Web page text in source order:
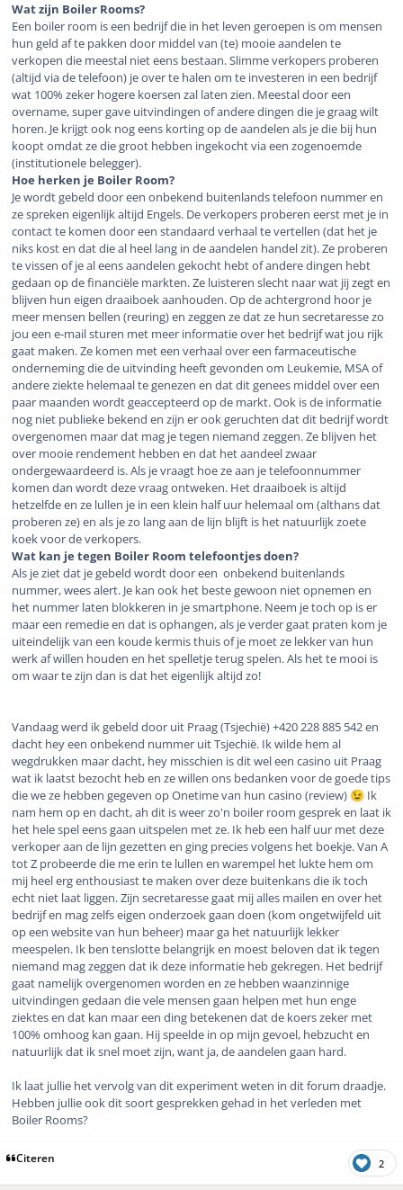
Wat zijn Boiler Rooms?
Een boiler room is een bedrijf die in het leven geroepen is om mensen
hun geld af te pakken door middel van (te) mooie aandelen te
verkopen die meestal niet eens bestaan. Slimme verkopers proberen
(altijd via de telefoon) je over te halen om te investeren in een bedrijf
wat 100% zeker hogere koersen zal laten zien. Meestal door een
overname, super gave uitvindingen of andere dingen die je graag wilt
horen. Je krijgt ook nog eens korting op de aandelen als je die bij hun
koopt omdat ze die groot hebben ingekocht via een zogenoemde
(institutionele belegger).
Hoe herken je Boiler Room?
Je wordt gebeld door een onbekend buitenlands telefoon nummer en
ze spreken eigenlijk altijd Engels. De verkopers proberen eerst met je in
contact te komen door een standaard verhaal te vertellen (dat het je
niks kost en dat die al heel lang in de aandelen handel zit). Ze proberen
te vissen of je al eens aandelen gekocht hebt of andere dingen hebt
gedaan op de financiële markten. Ze luisteren slecht naar wat jij zegt en
blijven hun eigen draaiboek aanhouden. Op de achtergrond hoor je
meer mensen bellen (reuring) en zeggen ze dat ze hun secretaresse zo
jou een e-mail sturen met meer informatie over het bedrijf wat jou rijk
gaat maken. Ze komen met een verhaal over een farmaceutische
onderneming die de uitvinding heeft gevonden om Leukemie, MSA of
andere ziekte helemaal te genezen en dat dit genees middel over een
paar maanden wordt geaccepteerd op de markt. Ook is de informatie
nog niet publieke bekend en zijn er ook geruchten dat dit bedrijf wordt
overgenomen maar dat mag je tegen niemand zeggen. Ze blijven het
over mooie rendement hebben en dat het aandeel zwaar
ondergewaardeerd is. Als je vraagt hoe ze aan je telefoonnummer
komen dan wordt deze vraag ontweken. Het draaiboek is altijd
hetzelfde en ze lullen je in een klein half uur helemaal om (althans dat
proberen ze) en als je zo lang aan de lijn blijft is het natuurlijk zoete
koek voor de verkopers.
Wat kan je tegen Boiler Room telefoontjes doen?
Als je ziet dat je gebeld wordt door een onbekend buitenlands
nummer, wees alert. Je kan ook het beste gewoon niet opnemen en
het nummer laten blokkeren in je smartphone. Neem je toch op is er
maar een remedie en dat is ophangen, als je verder gaat praten kom je
uiteindelijk van een koude kermis thuis of je moet ze lekker van hun
werk af willen houden en het spelletje terug spelen. Als het te mooi is
om waar te zijn dan is dat het eigenlijk altijd zo!
Vandaag werd ik gebeld door uit Praag (Tsjechië) +420 228 885 542 en
dacht hey een onbekend nummer uit Tsjechië. Ik wilde hem al
wegdrukken maar dacht, hey misschien is dit wel een casino uit Praag
wat ik laatst bezocht heb en ze willen ons bedanken voor de goede tips
die we ze hebben gegeven op Onetime van hun casino (review) 😉 Ik
nam hem op en dacht, ah dit is weer zo'n boiler room gesprek en laat ik
het hele spel eens gaan uitspelen met ze. Ik heb een half uur met deze
verkoper aan de lijn gezetten en ging precies volgens het boekje. Van A
tot Z probeerde die me erin te lullen en warempel het lukte hem om
mij heel erg enthousiast te maken over deze buitenkans die ik toch
echt niet laat liggen. Zijn secretaresse gaat mij alles mailen en over het
bedrijf en mag zelfs eigen onderzoek gaan doen (kom ongetwijfeld uit
op een website van hun beheer) maar ga het natuurlijk lekker
meespelen. Ik ben tenslotte belangrijk en moest beloven dat ik tegen
niemand mag zeggen dat ik deze informatie heb gekregen. Het bedrijf
gaat namelijk overgenomen worden en ze hebben waanzinnige
uitvindingen gedaan die vele mensen gaan helpen met hun enge
ziektes en dat kan maar een ding betekenen dat de koers zeker met
100% omhoog kan gaan. Hij speelde in op mijn gevoel, hebzucht en
natuurlijk dat ik snel moet zijn, want ja, de aandelen gaan hard.
Ik laat jullie het vervolg van dit experiment weten in dit forum draadje.
Hebben jullie ook dit soort gesprekken gehad in het verleden met
Boiler Rooms?
Citeren 2